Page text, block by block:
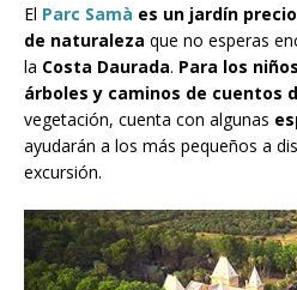
El Parc Samà es un jardín
de naturaleza que no esperas
la Costa Daurada. Para los
árboles y caminos de cuentos
vegetación, cuenta con algunas
ayudarán a los más pequeños a
excursión.